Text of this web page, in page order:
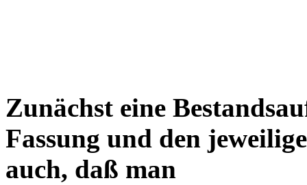
Zunächst eine
Fassung und den
auch, daß man